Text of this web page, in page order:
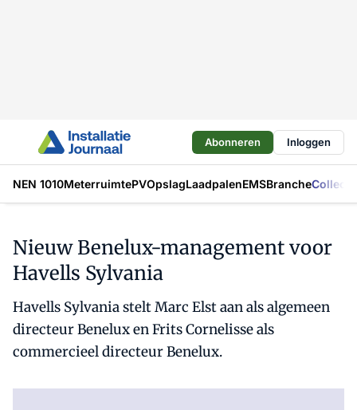
Abonneren Inloggen
NEN 1010MeterruimtePVOpslagLaadpalenEMSBranche
Nieuw Benelux-management voor
Havells Sylvania
Havells Sylvania stelt Marc Elst aan als algemeen
directeur Benelux en Frits Cornelisse als
commercieel directeur Benelux.